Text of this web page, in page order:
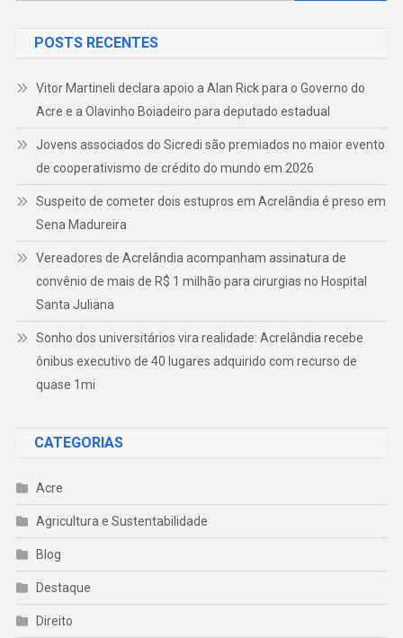
POSTS RECENTES
Vitor Martineli declara apoio a Alan Rick para o Governo do
Acre e a Olavinho Boiadeiro para deputado estadual
Jovens associados do Sicredi são premiados no maior evento
de cooperativismo de crédito do mundo em 2026
Suspeito de cometer dois estupros em Acrelândia é preso em
Sena Madureira
Vereadores de Acrelândia acompanham assinatura de
convênio de mais de R$ 1 milhão para cirurgias no Hospital
Santa Juliana
Sonho dos universitários vira realidade: Acrelândia recebe
ônibus executivo de 40 lugares adquirido com recurso de
quase 1mi
CATEGORIAS
Acre
Agricultura e Sustentabilidade
Blog
Destaque
Direito